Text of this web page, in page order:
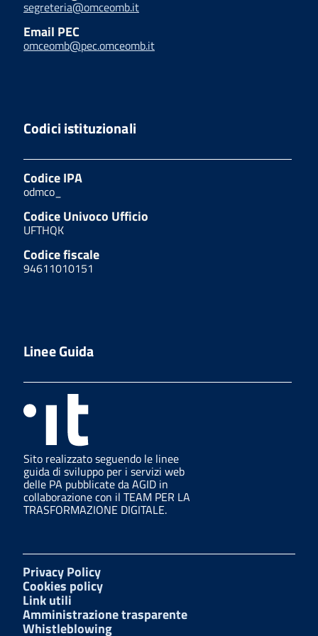
segreteria@omceomb.it
Email PEC
omceomb@pec.omceomb.it
Codici istituzionali
Codice IPA
odmco_
Codice Univoco Ufficio
UFTHQK
Codice fiscale
94611010151
Linee Guida
Sito realizzato seguendo le linee
guida di sviluppo per i servizi web
delle PA pubblicate da AGID in
collaborazione con il TEAM PER LA
TRASFORMAZIONE DIGITALE.
Privacy Policy
Cookies policy
Link utili
Amministrazione trasparente
Whistleblowing